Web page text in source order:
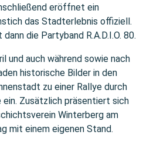
eröffnet ein
das Stadterlebnis offiziell.
die Partyband R.A.D.I.O. 80.
und auch während sowie nach
historische Bilder in den
zu einer Rallye durch
Zusätzlich präsentiert sich
Winterberg am
mit einem eigenen Stand.